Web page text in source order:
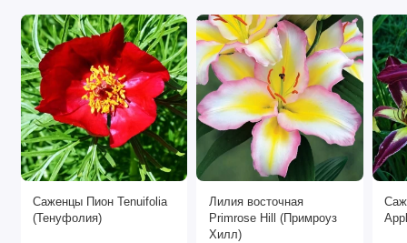
Саженцы Пион Tenuifolia
(Тенуфолия)
Лилия восточная
Primrose Hill (Примроуз
Хилл)